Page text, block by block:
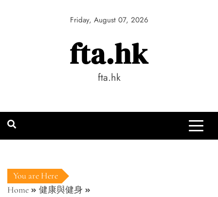
Friday, August 07, 2026
fta.hk
fta.hk
You are Here
Home
健康與健身